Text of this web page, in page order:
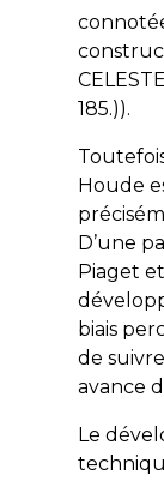
185.)).
Houde
D’une
Piaget
biais
de
avance
Le